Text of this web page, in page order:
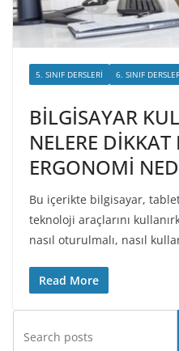
5. SINIF DERSLERI 6. SINIF
BİLGİSAYAR
NELERE
ERGONOMİ
Bu içerikte bilgisayar,
teknoloji araçlarını
nasıl oturulmalı, nasıl
Read More